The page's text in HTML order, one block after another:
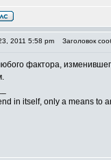
2011 5:58 pm Заголовок
фактора,
in itself, only a means to